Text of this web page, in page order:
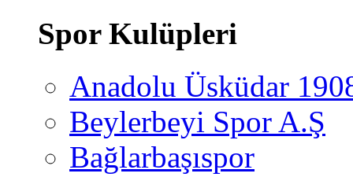
Spor Kulüpleri
Anadolu Üsküdar
Beylerbeyi Spor A.Ş
Bağlarbaşıspor